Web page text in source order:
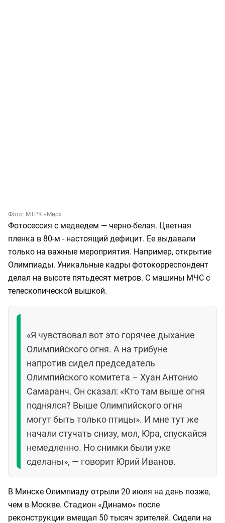
Фото: МТРК «Мир»
Фотосессия с медведем — черно-белая. Цветная
пленка в 80-м - настоящий дефицит. Ее выдавали
только на важные мероприятия. Например, открытие
Олимпиады. Уникальные кадры фотокорреспондент
делал на высоте пятьдесят метров. С машины МЧС с
телескопической вышкой.
«Я чувствовал вот это горячее дыхание
Олимпийского огня. А на трибуне
напротив сидел председатель
Олимпийского комитета – Хуан Антонио
Самаранч. Он сказал: «Кто там выше огня
поднялся? Выше Олимпийского огня
могут быть только птицы». И мне тут же
начали стучать снизу, мол, Юра, спускайся
немедленно. Но снимки были уже
сделаны», — говорит Юрий Иванов.
В Минске Олимпиаду отрыли 20 июля на день позже,
чем в Москве. Стадион «Динамо» после
реконструкции вмещал 50 тысяч зрителей. Сидели на